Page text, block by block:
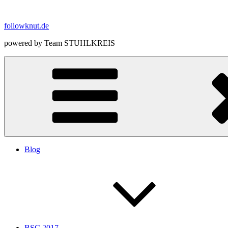
springen
followknut.de
powered by Team STUHLKREIS
Blog